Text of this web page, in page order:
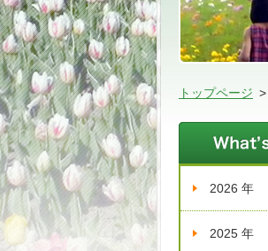
トップページ >
2026 年
2025 年